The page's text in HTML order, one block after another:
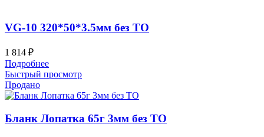
VG-10 320*50*3.5мм без ТО
1 814 ₽
Подробнее
Быстрый просмотр
Продано
Бланк Лопатка 65г 3мм без ТО